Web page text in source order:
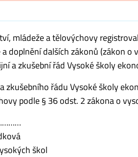
mládeže a tělovýchovy
doplnění dalších zákonů (zákon
a zkušební řád Vysoké školy
zkušebního řádu Vysoké školy
podle § 36 odst. 2 zákona o
škol